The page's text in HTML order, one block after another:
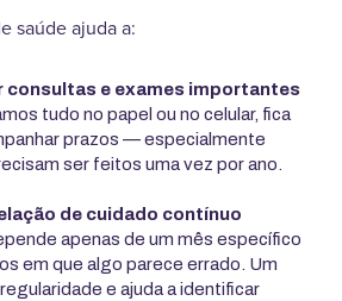
saúde ajuda a:
consultas e exames importantes
tudo no papel ou no celular, fica
prazos — especialmente
ser feitos uma vez por ano.
de cuidado contínuo
apenas de um mês específico
em que algo parece errado. Um
e ajuda a identificar